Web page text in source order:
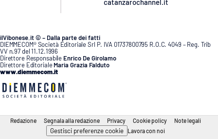
catanzarochannel.it
ilVibonese.it © – Dalla parte dei fatti
DIEMMECOM® Società Editoriale Srl P. IVA 01737800795 R.O.C. 4049 – Reg. Trib
VV n.97 del 11.12.1996
Direttore Responsabile Enrico De Girolamo
Direttore Editoriale Maria Grazia Falduto
www.diemmecom.it
Redazione Segnala alla redazione Privacy Cookie policy Note legali
Gestisci preferenze cookie Lavora con noi